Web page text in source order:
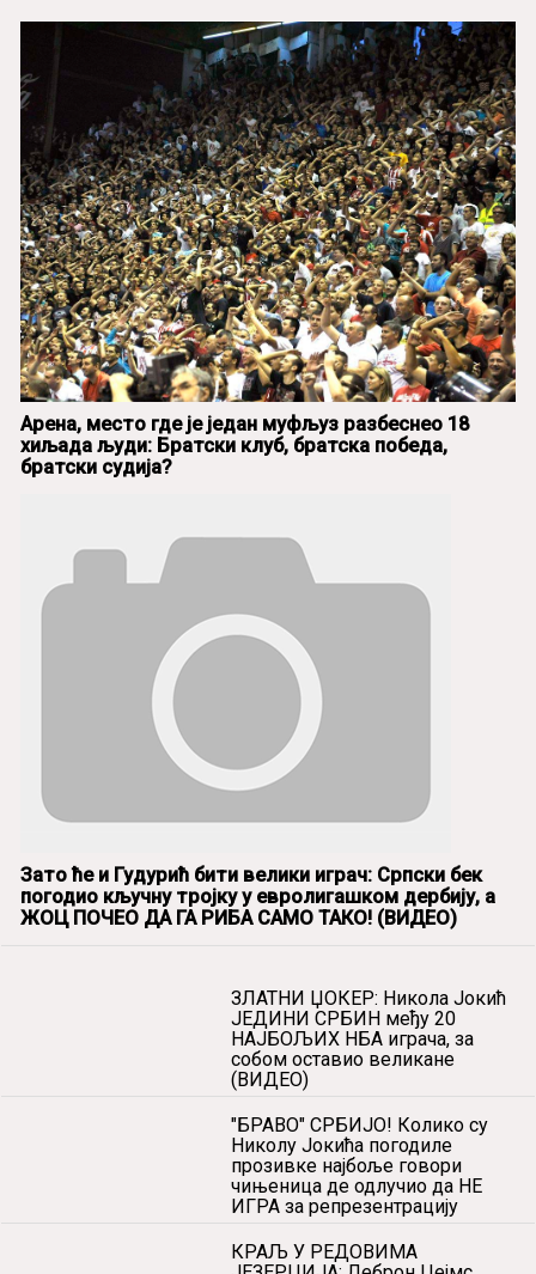
Арена, место где је један муфљуз разбеснео 18
хиљада људи: Братски клуб, братска победа,
братски судија?
Зато ће и Гудурић бити велики играч: Српски бек
погодио кључну тројку у евролигашком дербију, а
ЖОЦ ПОЧЕО ДА ГА РИБА САМО ТАКО! (ВИДЕО)
ЗЛАТНИ ЏОКЕР: Никола Јокић
ЈЕДИНИ СРБИН међу 20
НАЈБОЉИХ НБА играча, за
собом оставио великане
(ВИДЕО)
"БРАВО" СРБИЈО! Колико су
Николу Јокића погодиле
прозивке најбоље говори
чињеница де одлучио да НЕ
ИГРА за репрезентрацију